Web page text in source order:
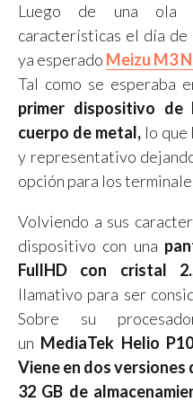
Luego de una ola
características el día
ya esperado Meizu M3
Tal como se esperaba
primer dispositivo
cuerpo de metal, lo que
y representativo
opción para los
Volviendo a sus
dispositivo con una
FullHD con cristal
llamativo para ser
Sobre su
un MediaTek Helio
Viene en dos versiones
32 GB de